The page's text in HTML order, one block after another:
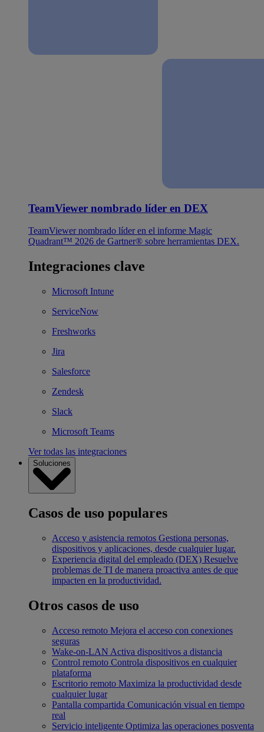
TeamViewer nombrado líder en DEX
TeamViewer nombrado líder en el informe Magic
Quadrant™ 2026 de Gartner® sobre herramientas DEX.
Integraciones clave
Microsoft Intune
ServiceNow
Freshworks
Jira
Salesforce
Zendesk
Slack
Microsoft Teams
Ver todas las integraciones
Soluciones
Casos de uso populares
Acceso y asistencia remotos Gestiona personas,
dispositivos y aplicaciones, desde cualquier lugar.
Experiencia digital del empleado (DEX) Resuelve
problemas de TI de manera proactiva antes de que
impacten en la productividad.
Otros casos de uso
Acceso remoto Mejora el acceso con conexiones
seguras
Wake-on-LAN Activa dispositivos a distancia
Control remoto Controla dispositivos en cualquier
plataforma
Escritorio remoto Maximiza la productividad desde
cualquier lugar
Pantalla compartida Comunicación visual en tiempo
real
Servicio inteligente Optimiza las operaciones posventa